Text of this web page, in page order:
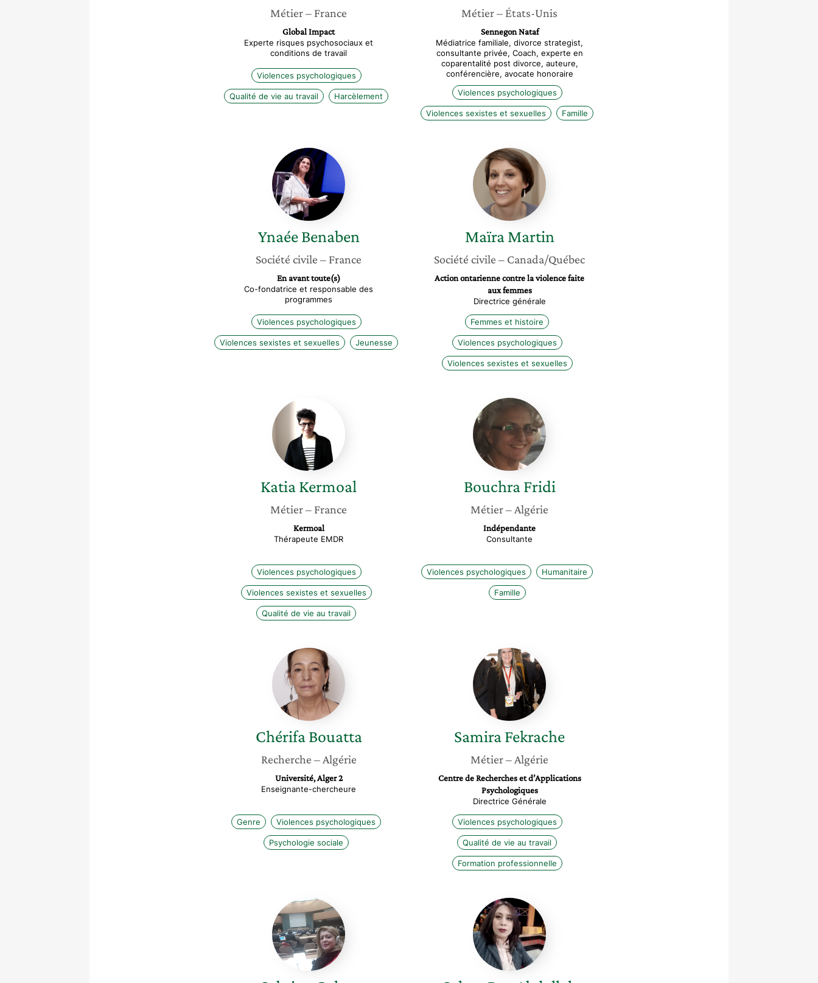
Métier– France
Global Impact
Experte risques psychosociaux et
conditions de travail
Violences psychologiques
Qualité de vie au travail Harcèlement
Métier– États-Unis
Sennegon Nataf
Médiatrice familiale, divorce strategist,
consultante privée, Coach, experte en
coparentalité post divorce, auteure,
conférencière, avocate honoraire
Violences psychologiques
Violences sexistes et sexuelles Famille
Ynaée
Benaben
Ynaée Benaben
Société civile – France
En avant toute(s)
Co-fondatrice et responsable des
programmes
Violences psychologiques
Violences sexistes et sexuelles Jeunesse
Maïra
Martin
Maïra Martin
Société civile – Canada/Québec
Action ontarienne contre la violence faite
aux femmes
Directrice générale
Femmes et histoire
Violences psychologiques
Violences sexistes et sexuelles
Kermoal
KatiaKermoal
Métier– France
Kermoal
Thérapeute EMDR
Violences psychologiques
Violences sexistes et sexuelles
Qualité de vie au travail
Bouchra
Fridi
Bouchra Fridi
Métier– Algérie
Indépendante
Consultante
Violences psychologiques Humanitaire
Famille
Chérifa
Bouatta
Chérifa Bouatta
Recherche – Algérie
Université, Alger 2
Enseignante-chercheure
Genre Violences psychologiques
Psychologie sociale
Samira
Fekrache
SamiraFekrache
Métier– Algérie
Centre de Recherches et d’Applications
Psychologiques
Directrice Générale
Violences psychologiques
Qualité de vie au travail
Formation professionnelle
Sabrina
Gahar
Salma
Ben
Abdallah